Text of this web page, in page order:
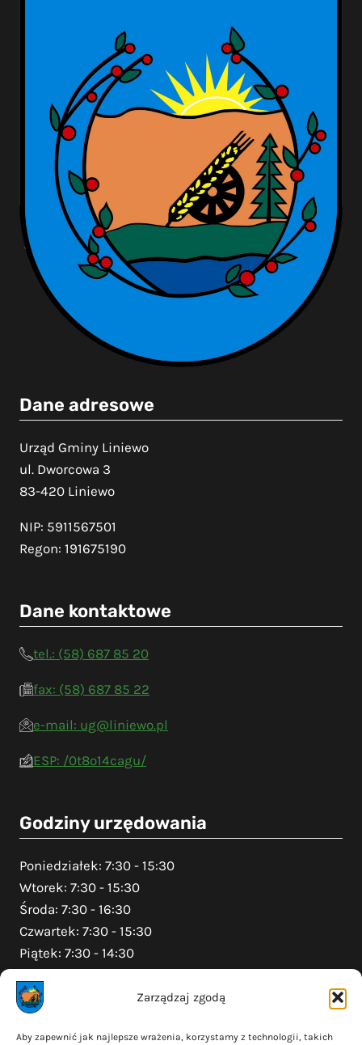
Zarządzaj zgodą
Aby zapewnić jak najlepsze wrażenia, korzystamy z technologii, takich
Dane adresowe
Urząd Gminy Liniewo
ul. Dworcowa 3
83-420 Liniewo
NIP: 5911567501
Regon: 191675190
Dane kontaktowe
tel.: (58) 687 85 20
fax: (58) 687 85 22
e-mail: ug@liniewo.pl
ESP: /0t8o14cagu/
Godziny urzędowania
Poniedziałek: 7:30 - 15:30
Wtorek: 7:30 - 15:30
Środa: 7:30 - 16:30
Czwartek: 7:30 - 15:30
Piątek: 7:30 - 14:30
Na skróty